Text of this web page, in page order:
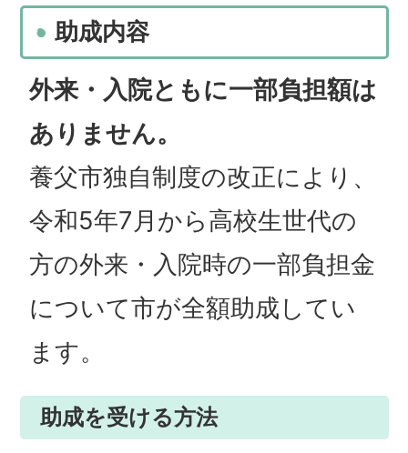
助成内容
外来・入院ともに一部負担額は
ありません。
養父市独自制度の改正により、
令和5年7月から高校生世代の
方の外来・入院時の一部負担金
について市が全額助成してい
ます。
助成を受ける方法